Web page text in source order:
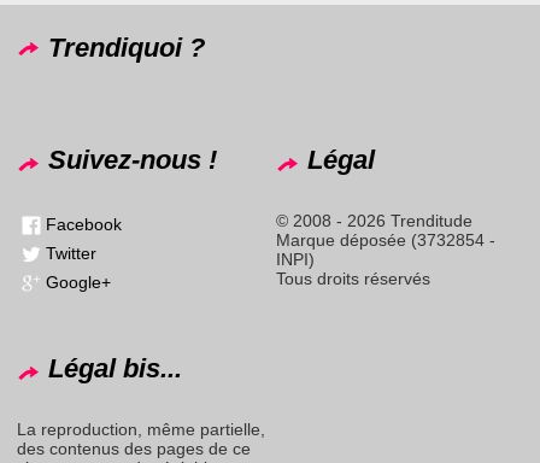
Trendiquoi ?
Suivez-nous !
Facebook
Twitter
Google+
Légal
© 2008 - 2026 Trenditude
Marque déposée (3732854 -
INPI)
Tous droits réservés
Légal bis...
La reproduction, même partielle,
des contenus des pages de ce